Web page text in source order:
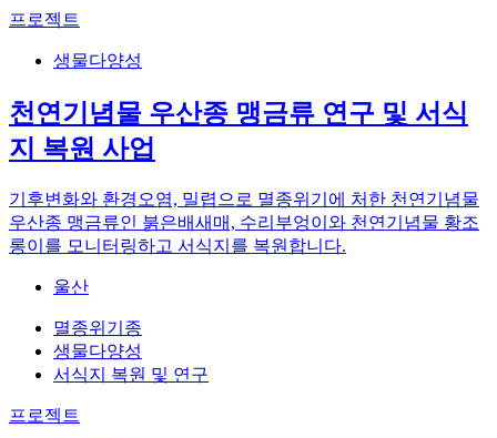
프로젝트
생물다양성
천연기념물 우산종 맹금류 연구 및 서식
지 복원 사업
기후변화와 환경오염, 밀렵으로 멸종위기에 처한 천연기념물
우산종 맹금류인 붉은배새매, 수리부엉이와 천연기념물 황조
롱이를 모니터링하고 서식지를 복원합니다.
울산
멸종위기종
생물다양성
서식지 복원 및 연구
프로젝트